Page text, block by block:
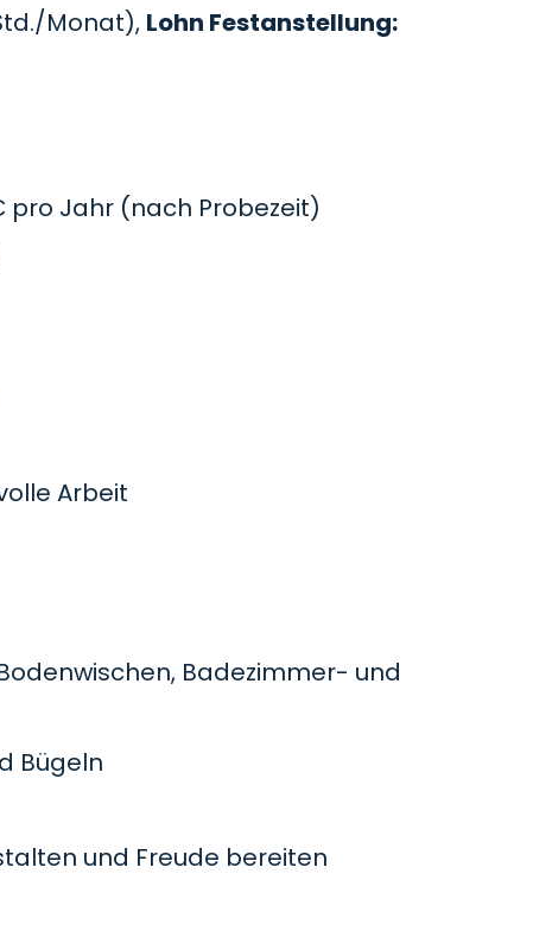
Monat), Lohn Festanstellung:
Jahr (nach Probezeit)
Arbeit
Badezimmer- und
Bügeln
und Freude bereiten